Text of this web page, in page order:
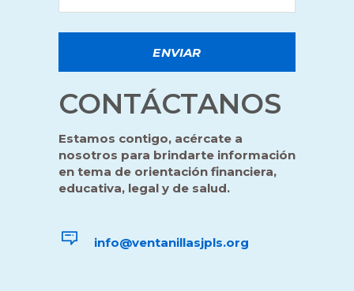
CONTÁCTANOS
Estamos contigo, acércate a
nosotros para brindarte información
en tema de orientación financiera,
educativa, legal y de salud.
info@ventanillasjpls.org